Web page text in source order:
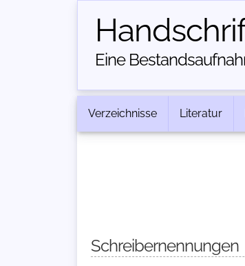
Eine
Verzeichnisse Literatur
Schreibernennungen